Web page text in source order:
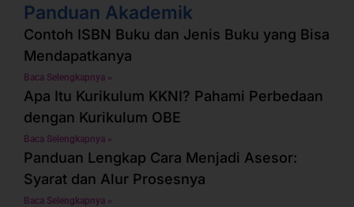
Panduan Akademik
Contoh ISBN Buku dan Jenis Buku yang Bisa
Mendapatkanya
Baca Selengkapnya »
Apa Itu Kurikulum KKNI? Pahami Perbedaan
dengan Kurikulum OBE
Baca Selengkapnya »
Panduan Lengkap Cara Menjadi Asesor:
Syarat dan Alur Prosesnya
Baca Selengkapnya »